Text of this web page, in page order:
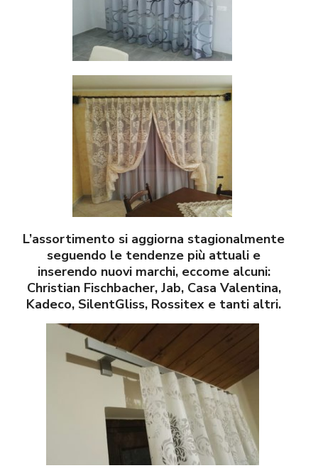
L’assortimento si aggiorna stagionalmente
seguendo le tendenze più attuali e
inserendo nuovi marchi, eccome alcuni:
Christian Fischbacher, Jab, Casa Valentina,
Kadeco, SilentGliss, Rossitex e tanti altri.